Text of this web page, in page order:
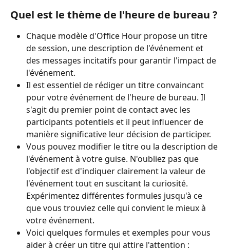
Quel est le thème de l'heure de bureau ?
Chaque modèle d'Office Hour propose un titre
de session, une description de l'événement et
des messages incitatifs pour garantir l'impact de
l'événement.
Il est essentiel de rédiger un titre convaincant
pour votre événement de l'heure de bureau. Il
s'agit du premier point de contact avec les
participants potentiels et il peut influencer de
manière significative leur décision de participer.
Vous pouvez modifier le titre ou la description de
l'événement à votre guise. N'oubliez pas que
l'objectif est d'indiquer clairement la valeur de
l'événement tout en suscitant la curiosité.
Expérimentez différentes formules jusqu'à ce
que vous trouviez celle qui convient le mieux à
votre événement.
Voici quelques formules et exemples pour vous
aider à créer un titre qui attire l'attention :